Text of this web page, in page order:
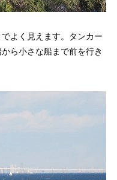
よく見えます。タンカー
ら小さな船まで前を行き